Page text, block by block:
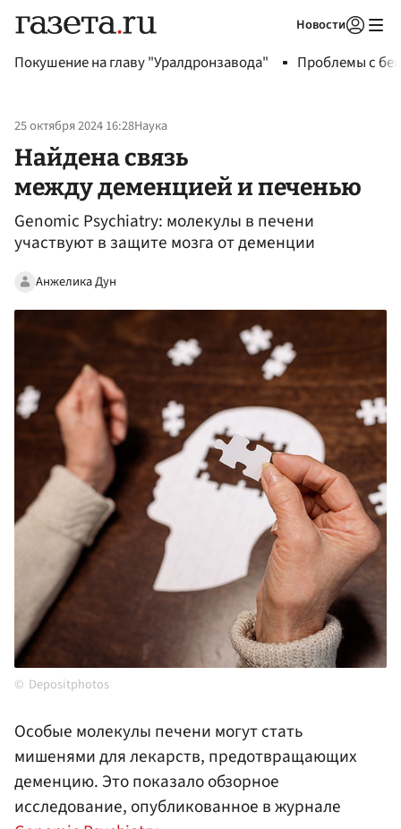
Новости
Покушение на главу "Уралдронзавода" Проблемы с
25 октября 2024 16:28Наука
Найдена связь
между деменцией и печенью
Genomic Psychiatry: молекулы в печени
участвуют в защите мозга от деменции
Анжелика Дун
Depositphotos
Особые молекулы печени могут стать
мишенями для лекарств, предотвращающих
деменцию. Это показало обзорное
исследование, опубликованное в журнале